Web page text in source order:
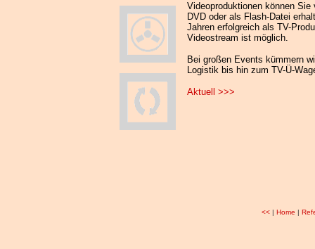
Videoproduktionen können
DVD oder als Flash-Datei
Jahren erfolgreich als TV-
Videostream ist möglich.
Bei großen Events kümmern
Logistik bis hin zum TV-Ü-
Aktuell >>>
<<| Home |